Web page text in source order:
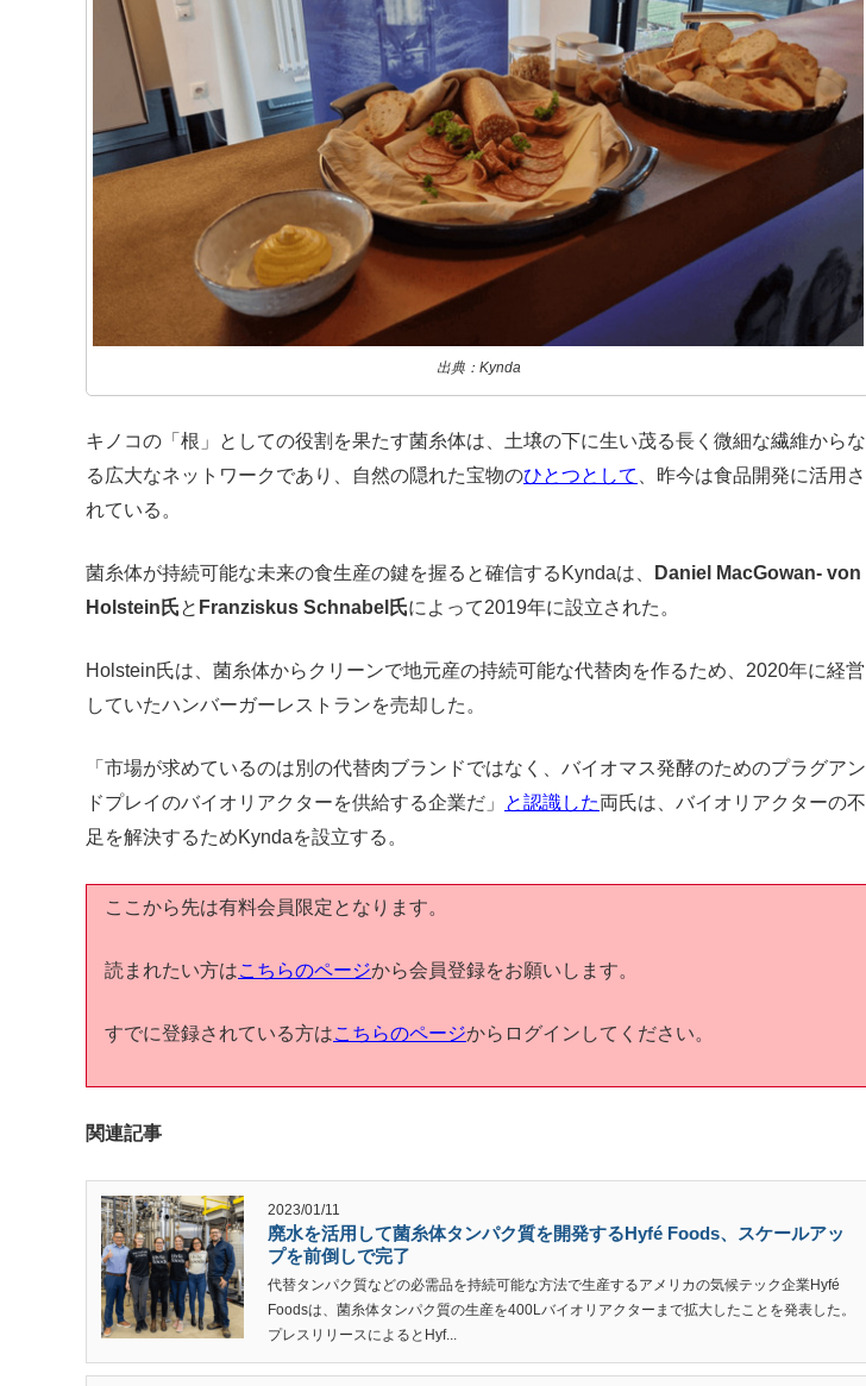
出典：Kynda
キノコの「根」としての役割を果たす菌糸体は、土壌の下に生い茂る長く微細な繊維からな
る広大なネットワークであり、自然の隠れた宝物のひとつとして
、昨今は食品開発に活用さ
れている。
菌糸体が持続可能な未来の食生産の鍵を握ると確信するKyndaは、
Daniel MacGowan- von
Holstein氏と Franziskus Schnabel氏によって2019年に設立された。
Holstein氏は、菌糸体からクリーンで地元産の持続可能な代替肉を作るため、2020年に経営
していたハンバーガーレストランを売却した。
「市場が求めているのは別の代替肉ブランドではなく、バイオマス発酵のためのプラグアン
ドプレイのバイオリアクターを供給する企業だ」
と認識した両氏は、バイオリアクターの不
足を解決するためKyndaを設立する。
ここから先は有料会員限定となります。
読まれたい方はこちらのページから会員登録をお願いします。
すでに登録されている方はこちらのページからログインしてください。
関連記事
2023/01/11
廃水を活用して菌糸体タンパク質を開発するHyfé Foods、スケールアッ
プを前倒しで完了
代替タンパク質などの必需品を持続可能な方法で生産するアメリカの気候テック企業Hyfé
Foodsは、菌糸体タンパク質の生産を400Lバイオリアクターまで拡大したことを発表した。
プレスリリースによるとHyf...